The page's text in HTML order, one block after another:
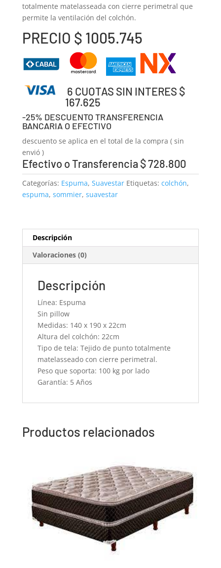
totalmente matelasseada con cierre perimetral que
permite la ventilación del colchón.
PRECIO $ 1005.745
6 CUOTAS SIN INTERES $
167.625
-25% DESCUENTO TRANSFERENCIA
BANCARIA O EFECTIVO
descuento se aplica en el total de la compra ( sin
envió )
Efectivo o Transferencia $ 728.800
Categorías: Espuma, Suavestar Etiquetas: colchón,
espuma, sommier, suavestar
Descripción
Valoraciones (0)
Descripción
Línea: Espuma
Sin pillow
Medidas: 140 x 190 x 22cm
Altura del colchón: 22cm
Tipo de tela: Tejido de punto totalmente
matelasseado con cierre perimetral.
Peso que soporta: 100 kg por lado
Garantía: 5 Años
Productos relacionados